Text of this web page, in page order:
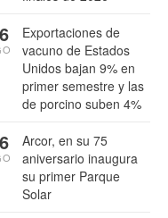
Exportaciones de
vacuno de Estados
Unidos bajan 9% en
primer semestre y las
de porcino suben 4%
Arcor, en su 75
aniversario inaugura
su primer Parque
Solar